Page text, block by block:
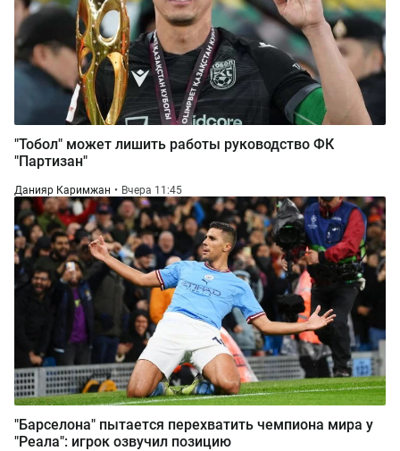
"Тобол" может лишить работы руководство ФК
"Партизан"
Данияр Каримжан Вчера 11:45
"Барселона" пытается перехватить чемпиона мира у
"Реала": игрок озвучил позицию